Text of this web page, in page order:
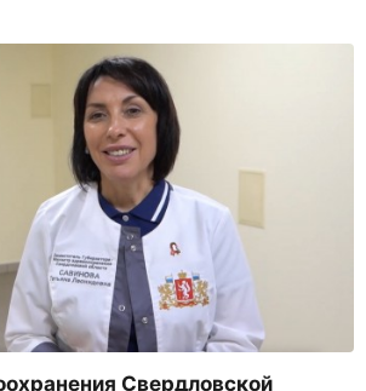
Свердловской